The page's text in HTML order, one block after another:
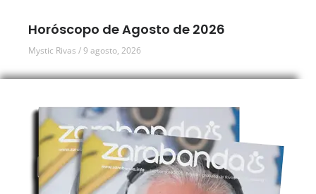
Horóscopo de Agosto de 2026
Mystic Rivas 9 agosto, 2026